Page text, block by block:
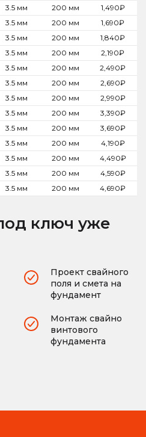
3.5 мм 200 мм 1,490₽
3.5 мм 200 мм 1,690₽
3.5 мм 200 мм 1,840₽
3.5 мм 200 мм 2,190₽
3.5 мм 200 мм 2,490₽
3.5 мм 200 мм 2,690₽
3.5 мм 200 мм 2,990₽
3.5 мм 200 мм 3,390₽
3.5 мм 200 мм 3,690₽
3.5 мм 200 мм 4,190₽
3.5 мм 200 мм 4,490₽
3.5 мм 200 мм 4,590₽
3.5 мм 200 мм 4,690₽
ключ уже
Проект свайного
поля и смета на
фундамент
Монтаж свайно
винтового
фундамента